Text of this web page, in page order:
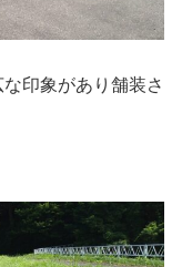
印象があり舗装さ